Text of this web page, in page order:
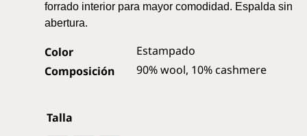
forrado interior para mayor comodidad. Espalda sin
abertura.
Color
Estampado
Composición
90% wool, 10% cashmere
Talla